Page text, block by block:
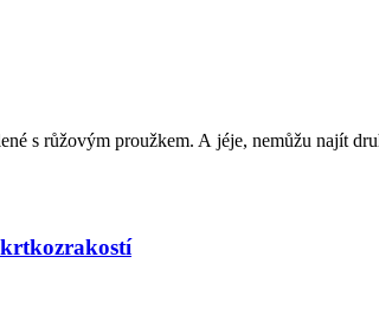
s růžovým proužkem. A jéje, nemůžu najít